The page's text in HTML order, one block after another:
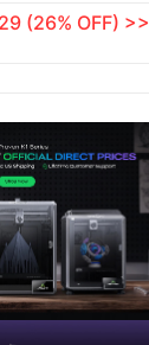
(26% OFF) >>